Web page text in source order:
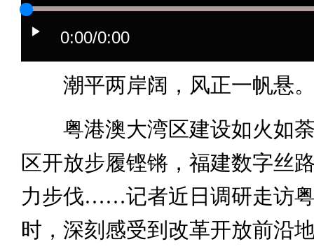
0:00/0:00
潮平两岸阔，风正一帆悬
粤港澳大湾区建设如火如荼
区开放步履铿锵，福建数字丝
力步伐……记者近日调研走访
时，深刻感受到改革开放前沿